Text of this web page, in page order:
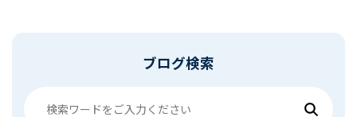
ブログ検索